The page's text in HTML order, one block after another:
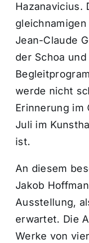
Hazanavicius.
Jean-Claude
der Schoa
werde nicht
Erinnerung im
Juli im
ist.
An diesem
Jakob
Ausstellung,
erwartet. Die
Werke von